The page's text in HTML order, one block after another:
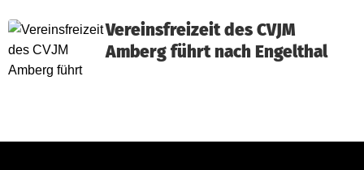
Vereinsfreizeit des CVJM
Amberg führt nach Engelthal